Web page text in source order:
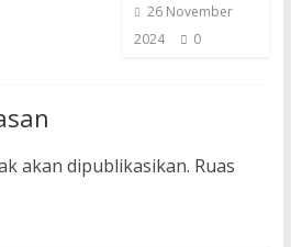
26 November
2024
0
akan dipublikasikan. Ruas